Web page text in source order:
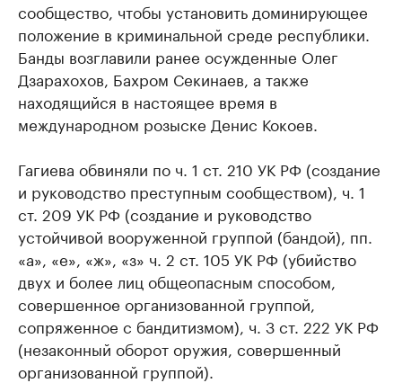
сообщество, чтобы установить доминирующее
положение в криминальной среде республики.
Банды возглавили ранее осужденные Олег
Дзарахохов, Бахром Секинаев, а также
находящийся в настоящее время в
международном розыске Денис Кокоев.
Гагиева обвиняли по ч. 1 ст. 210 УК РФ (создание
и руководство преступным сообществом), ч. 1
ст. 209 УК РФ (создание и руководство
устойчивой вооруженной группой (бандой), пп.
«а», «е», «ж», «з» ч. 2 ст. 105 УК РФ (убийство
двух и более лиц общеопасным способом,
совершенное организованной группой,
сопряженное с бандитизмом), ч. 3 ст. 222 УК РФ
(незаконный оборот оружия, совершенный
организованной группой).